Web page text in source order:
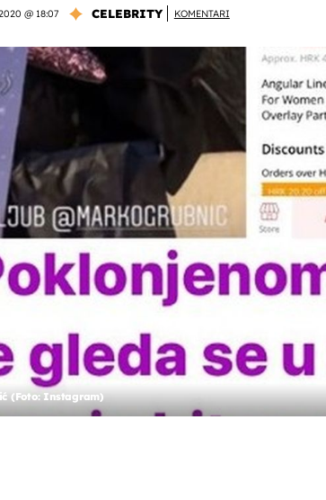
@ 18:07 CELEBRITY KOMENTARI
(Foto: Instagram)